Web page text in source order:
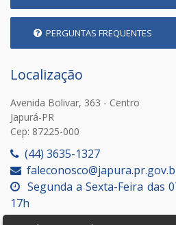
PERGUNTAS FREQUENTES
Localização
Avenida Bolivar, 363 - Centro
Japurá-PR
Cep: 87225-000
(44) 3635-1327
Segunda a Sexta-Feira das
17h